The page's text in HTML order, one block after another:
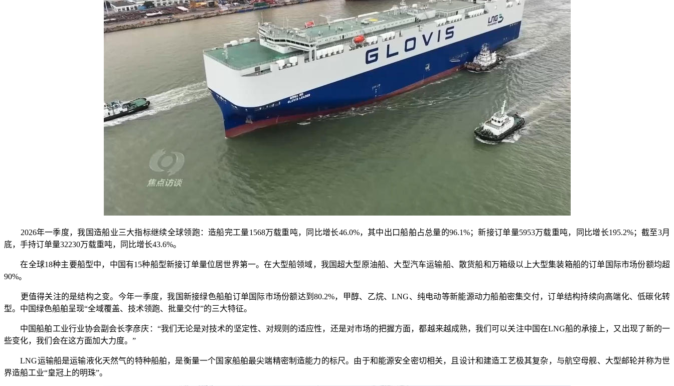
2026年一季度，我国造船业三大指标继续全球领跑：造船完工量1568万载重吨，同比增长46.0%，其中出口船舶占总量的96.1%；新接订单量5953万载重吨，同比增长195.2%；截至3月
底，手持订单量32230万载重吨，同比增长43.6%。
在全球18种主要船型中，中国有15种船型新接订单量位居世界第一。在大型船领域，我国超大型原油船、大型汽车运输船、散货船和万箱级以上大型集装箱船的订单国际市场份额均超
90%。
更值得关注的是结构之变。今年一季度，我国新接绿色船舶订单国际市场份额达到80.2%，甲醇、乙烷、LNG、纯电动等新能源动力船舶密集交付，订单结构持续向高端化、低碳化转
型。中国绿色船舶呈现“全域覆盖、技术领跑、批量交付”的三大特征。
中国船舶工业行业协会副会长李彦庆：“我们无论是对技术的坚定性、对规则的适应性，还是对市场的把握方面，都越来越成熟，我们可以关注中国在LNG船的承接上，又出现了新的一
些变化，我们会在这方面加大力度。”
LNG运输船是运输液化天然气的特种船舶，是衡量一个国家船舶最尖端精密制造能力的标尺。由于和能源安全密切相关，且设计和建造工艺极其复杂，与航空母舰、大型邮轮并称为世
界造船工业“皇冠上的明珠”。